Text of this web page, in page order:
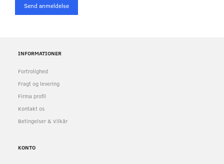
Send anmeldelse
INFORMATIONER
Fortrolighed
Fragt og levering
Firma profil
Kontakt os
Betingelser & Vilkår
KONTO